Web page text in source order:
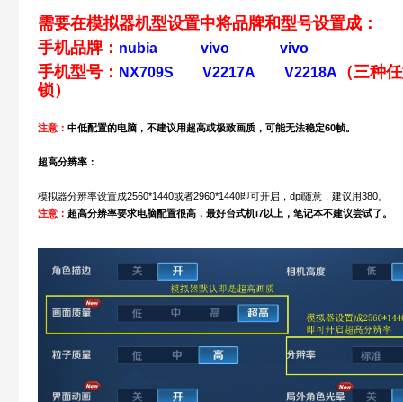
需要在模拟器机型设置中将品牌和型号设置成：
手机品牌： nubia vivo vivo
手机型号： NX709S V2217A V2218A
（三种
锁）
注意： 中低配置的电脑，不建议用超高或极致画质，可能无法稳定60帧。
超高分辨率：
模拟器分辨率设置成2560*1440或者2960*1440即可开启，dpi随意，建议用380。
注意： 超高分辨率要求电脑配置很高，最好台式机i7以上，笔记本不建议尝试了。